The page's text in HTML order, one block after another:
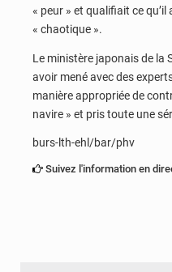
« peur » et qualifiait ce
« chaotique ».
Le ministère japonais de la
avoir mené avec des
manière appropriée de
navire » et pris toute une
burs-lth-ehl/bar/phv
Suivez l'information en